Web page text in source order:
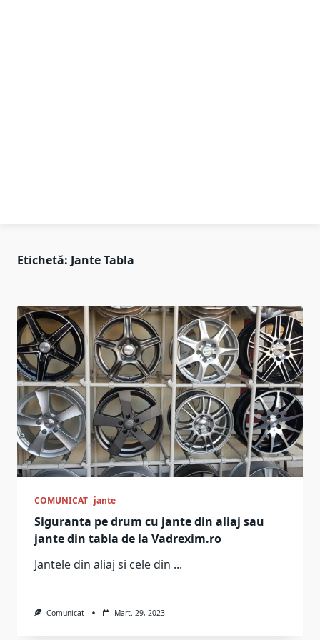
Etichetă: Jante Tabla
COMUNICAT jante
Siguranta pe drum cu jante din aliaj sau
jante din tabla de la Vadrexim.ro
Jantele din aliaj si cele din ...
Comunicat Mart. 29, 2023